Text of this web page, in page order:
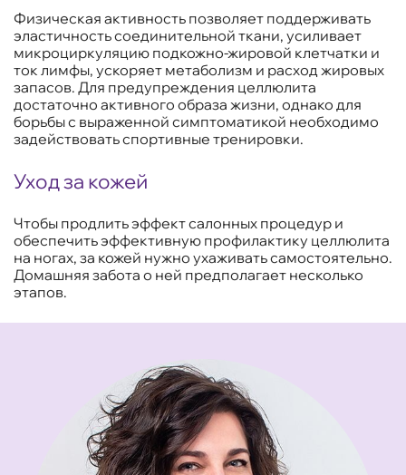
Физическая активность позволяет поддерживать
эластичность соединительной ткани, усиливает
микроциркуляцию подкожно-жировой клетчатки и
ток лимфы, ускоряет метаболизм и расход жировых
запасов. Для предупреждения целлюлита
достаточно активного образа жизни, однако для
борьбы с выраженной симптоматикой необходимо
задействовать спортивные тренировки.
Уход за кожей
Чтобы продлить эффект салонных процедур и
обеспечить эффективную профилактику целлюлита
на ногах, за кожей нужно ухаживать самостоятельно.
Домашняя забота о ней предполагает несколько
этапов.